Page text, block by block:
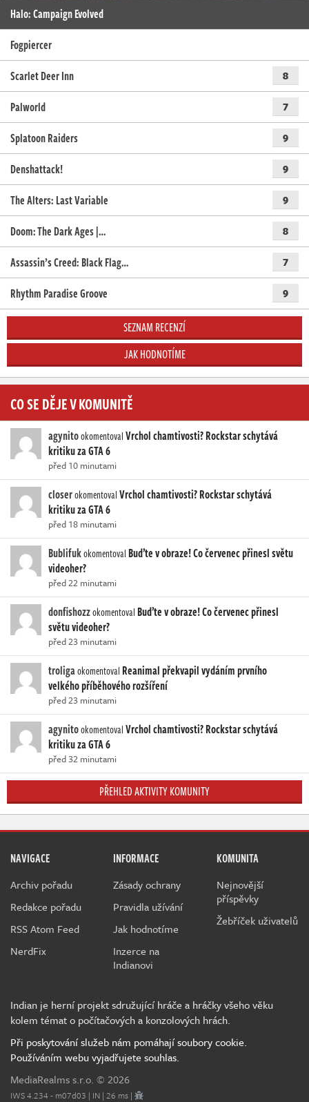
Halo: Campaign Evolved
Fogpiercer
Scarlet Deer Inn
8
Palworld 7
Splatoon Raiders 9
Denshattack! 9
The Alters: Last Variable 9
Doom: The Dark Ages |… 8
Assassin’s Creed: Black Flag… 7
Rhythm Paradise Groove 9
SEZNAM RECENZÍ
JAK HODNOTÍME
CO SE DĚJE V KOMUNITĚ
agynitookomentovalVrchol chamtivosti? Rockstar schytává
kritiku za GTA 6
před 10 minutami
closerokomentovalVrchol chamtivosti? Rockstar schytává
kritiku za GTA 6
před 18 minutami
Bublifukokomentoval Buďte v obraze! Co červenec přinesl světu
videoher?
před 22 minutami
donfishozzokomentoval Buďte v obraze! Co červenec přinesl
světu videoher?
před 23 minutami
troligaokomentoval Reanimal překvapil vydáním prvního
velkého příběhového rozšíření
před 23 minutami
agynitookomentovalVrchol chamtivosti? Rockstar schytává
kritiku za GTA 6
před 32 minutami
PŘEHLED AKTIVITY KOMUNITY
NAVIGACE
Archiv pořadu
Redakce pořadu
RSS Atom Feed
NerdFix
INFORMACE
Zásady ochrany
Pravidla užívání
Jak hodnotíme
Inzerce na
Indianovi
KOMUNITA
Nejnovější
příspěvky
Žebříček uživatelů
Indian je herní projekt sdružující hráče a hráčky všeho věku
kolem témat o počítačových a konzolových hrách.
Při poskytování služeb nám pomáhají soubory cookie.
Používáním webu vyjadřujete souhlas.
MediaRealms s.r.o. © 2026
IWS 4.234 - m07d03 | IN | 26 ms |